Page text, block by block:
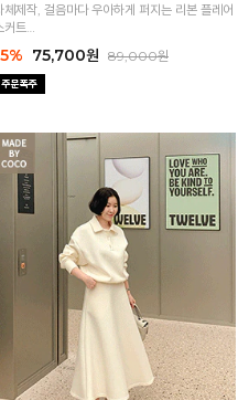
체제작, 걸음마다 우아하게 퍼지는 리본 플레어
커트
프리미엄 퀄리티에 고급스러운 핏까지 완벽한 스
트
75,700원 89,000원